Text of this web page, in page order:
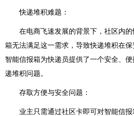
快递堆积难题：
在电商飞速发展的背景下，社区内的
箱无法满足这一需求，导致快递堆积在
智能信报箱为快递员提供了一个安全、
递堆积问题。
存取方便与安全问题：
业主只需通过社区卡即可对智能信报